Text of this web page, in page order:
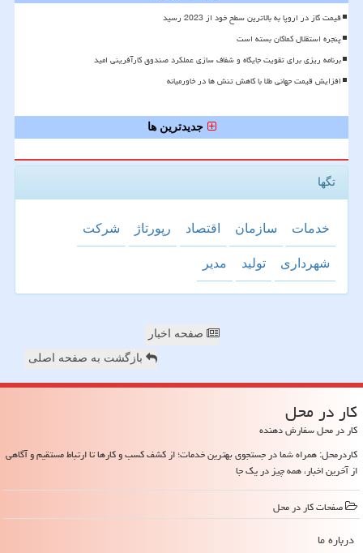
قیمت گاز در اروپا به بالاترین سطح خود از 2023 رسید
پنجره استقلال کماکان بسته است
برنامه ریزی برای تقویت جایگاه و شفاف سازی عملکرد صندوق کارآفرینی امید
افزایش قیمت جهانی طلا با کاهش تنش ها در خاورمیانه
جدیدترین ها
تگها
خدمات سازمان اقتصاد رپورتاژ شركت
شهرداری تولید مدیر
صفحه اخبار
بازگشت به صفحه اصلی
كار در محل
کار در محل سفارش دهنده
کاردرمحل: همراه شما در جستجوی بهترین خدمات؛ از کشف کسب و کارها تا ارتباط مستقیم و آگاهی
از آخرین اخبار، همه چیز در یک جا
صفحات كار در محل
درباره ما